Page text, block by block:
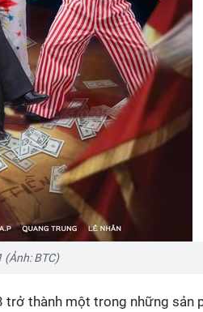
BTC)
trở thành một trong những sản